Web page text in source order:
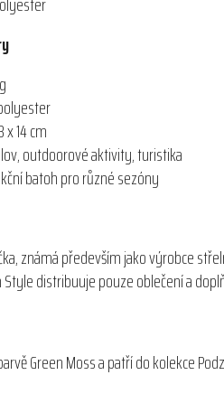
x 14 cm
outdoorové aktivity, turistika
batoh pro různé sezóny
známá především jako výrobce
Style distribuuje pouze oblečení a
Green Moss a patří do kolekce